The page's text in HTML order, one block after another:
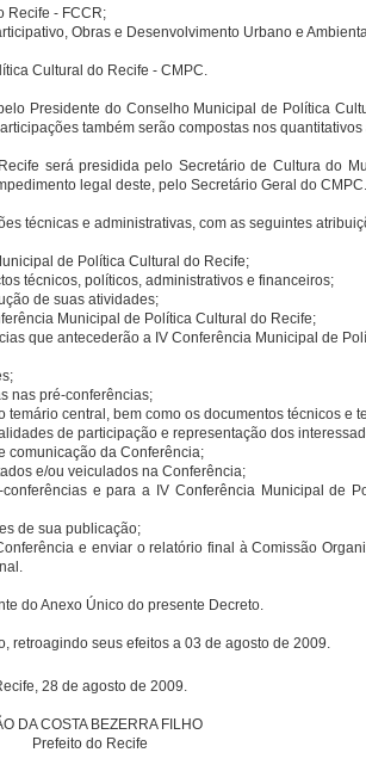
Recife - FCCR;
Obras e Desenvolvimento Urbano e
Cultural do Recife - CMPC.
Presidente do Conselho Municipal de Política
também serão compostas nos
será presidida pelo Secretário de Cultura do
legal deste, pelo Secretário Geral do CMPC.
técnicas e administrativas, com as seguintes
de Política Cultural do Recife;
técnicos, políticos, administrativos e financeiros;
de suas atividades;
Municipal de Política Cultural do Recife;
que antecederão a IV Conferência Municipal de
nas pré-conferências;
central, bem como os documentos técnicos e
de participação e representação dos
comunicação da Conferência;
e/ou veiculados na Conferência;
e para a IV Conferência Municipal de
de sua publicação;
e enviar o relatório final à Comissão
do Anexo Único do presente Decreto.
retroagindo seus efeitos a 03 de agosto de 2009.
28 de agosto de 2009.
DA COSTA BEZERRA FILHO
Prefeito do Recife